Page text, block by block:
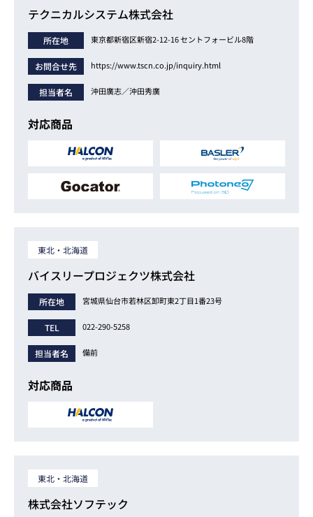
テクニカルシステム株式会社
所在地 東京都新宿区新宿2-12-16 セントフォービル8階
お問合せ先 https://www.tscn.co.jp/inquiry.html
担当者名 沖田廣志／沖田秀廣
対応商品
東北・北海道
バイスリープロジェクツ株式会社
所在地 宮城県仙台市若林区卸町東2丁目1番23号
TEL 022-290-5258
担当者名 備前
対応商品
東北・北海道
株式会社ソフテック